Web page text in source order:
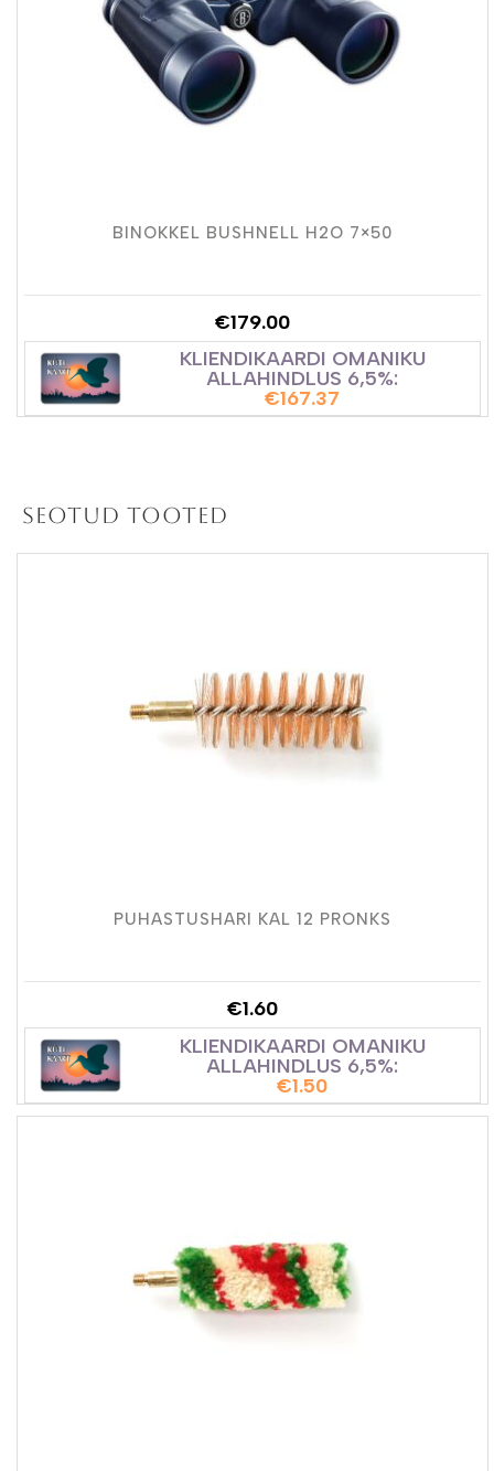
BINOKKEL BUSHNELL H2O 7×50
€179.00
KLIENDIKAARDI OMANIKU
ALLAHINDLUS 6,5%:
€167.37
Seotud tooted
PUHASTUSHARI KAL 12 PRONKS
€1.60
KLIENDIKAARDI OMANIKU
ALLAHINDLUS 6,5%:
€1.50